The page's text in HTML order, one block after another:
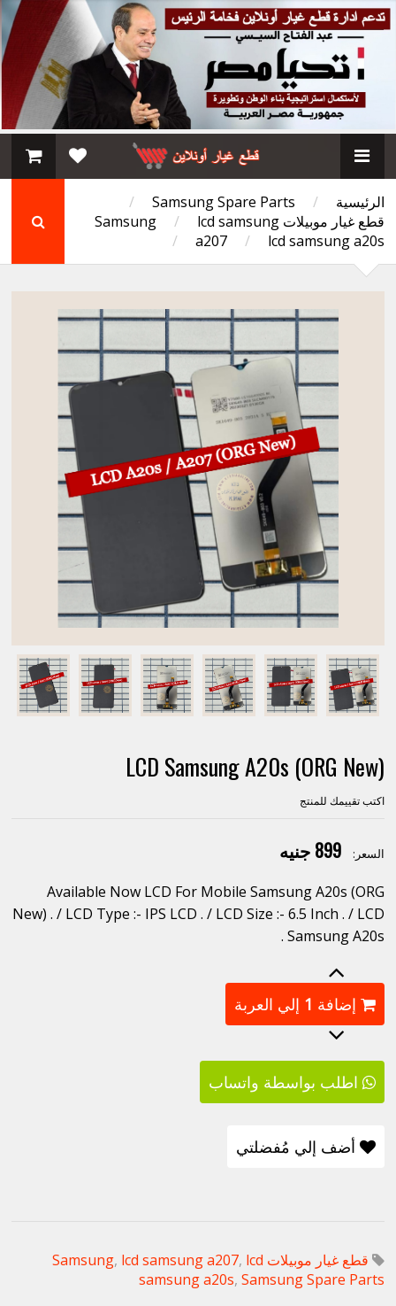
الرئيسية /
Samsung Spare Parts
/
قطع غيار موبيلات Samsung
/
lcd samsung
a207
/ lcd samsung a20s
/
LCD Samsung A20s (ORG New)
اكتب تقييمك للمنتج
السعر: 899 جنيه
Available Now LCD For Mobile Samsung A20s (ORG
New) . / LCD Type :- IPS LCD . / LCD Size :- 6.5 Inch . / LCD
Samsung A20s .
إضافة 1 إلي العربة
اطلب بواسطة واتساب
أضف إلي مُفضلتي
قطع غيار موبيلات Samsung , lcd samsung a207, lcd
samsung a20s, Samsung Spare Parts